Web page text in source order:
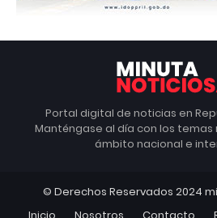
Portal digital de noticias en
Manténgase al día con los
ámbito nacional e
© Derechos Reservados 2024